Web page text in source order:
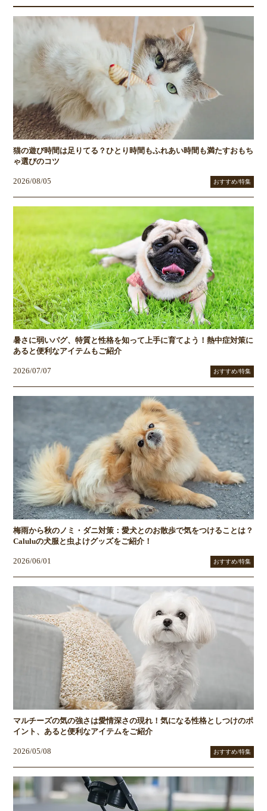
猫の遊び時間は足りてる？ひとり時間もふれあい時間も満たすおもち
ゃ選びのコツ
2026/08/05 おすすめ/特集
暑さに弱いパグ、特質と性格を知って上手に育てよう！熱中症対策に
あると便利なアイテムもご紹介
2026/07/07 おすすめ/特集
梅雨から秋のノミ・ダニ対策：愛犬とのお散歩で気をつけることは？
Caluluの犬服と虫よけグッズをご紹介！
2026/06/01 おすすめ/特集
マルチーズの気の強さは愛情深さの現れ！気になる性格としつけのポ
イント、あると便利なアイテムをご紹介
2026/05/08 おすすめ/特集